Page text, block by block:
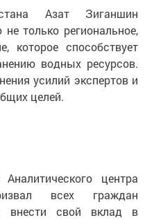
Азат Зиганшин
только региональное,
которое способствует
водных ресурсов.
усилий экспертов и
целей.
центра
всех граждан
внести свой вклад в